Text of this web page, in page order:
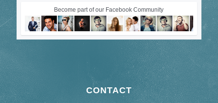
Become part of our Facebook Community
CONTACT